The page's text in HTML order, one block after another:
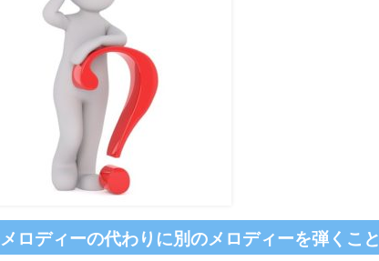
ロディーの代わりに別のメロディーを弾くこと